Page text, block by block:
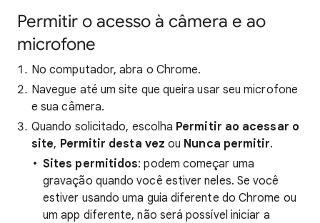
Permitir o acesso à câmera e ao
microfone
No computador, abra o Chrome.
Navegue até um site que queira usar seu microfone
e sua câmera.
Quando solicitado, escolha Permitir ao acessar o
site, Permitir desta vez ou Nunca permitir.
Sites permitidos: podem começar uma
gravação quando você estiver neles. Se você
estiver usando uma guia diferente do Chrome ou
um app diferente, não será possível iniciar a